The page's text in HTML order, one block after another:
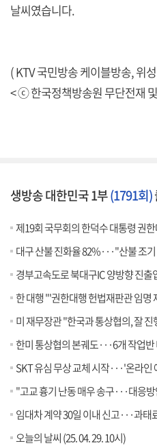
날씨였습니다.
( KTV 국민방송 케이블방송, 위
< ⓒ 한국정책방송원 무단전재
생방송 대한민국 1부(1791회)
제19회 국무회의 한덕수 대통령 권
대구 산불 진화율 82%···"산불 조
경부고속도로 북대구IC 양방향 진출
한 대행 "'권한대행 헌법재판관 임명
미 재무장관 "한국과 통상협의, 잘 진
한미 통상협의 본궤도···6개 작업
SKT 유심 무상 교체 시작···'온라인
"고교 흉기 난동 매우 송구···대응
임대차 계약 30일 이내 신고···과태
오늘의 날씨 (25. 04. 29. 10시)